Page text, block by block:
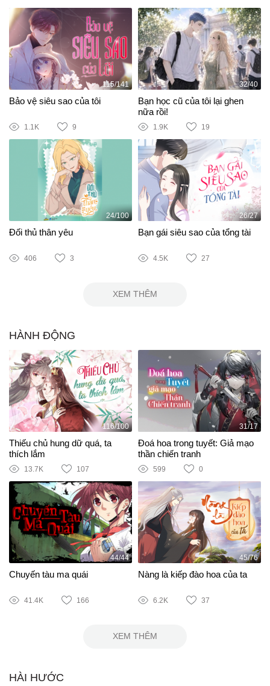
115/141
Bảo vệ siêu sao của tôi
1.1K 9
32/40
Bạn học cũ của tôi lại ghen
nữa rồi!
1.9K 19
24/100
Đối thủ thân yêu
406 3
26/27
Bạn gái siêu sao của tổng tài
4.5K 27
XEM THÊM
HÀNH ĐỘNG
116/100
Thiếu chủ hung dữ quá, ta
thích lắm
13.7K 107
31/17
Đoá hoa trong tuyết: Giả mạo
thần chiến tranh
599 0
44/44
Chuyến tàu ma quái
41.4K 166
45/76
Nàng là kiếp đào hoa của ta
6.2K 37
XEM THÊM
HÀI HƯỚC